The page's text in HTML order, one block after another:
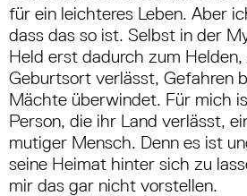
für ein leichteres Leben. Aber
dass das so ist. Selbst in der
Held erst dadurch zum Helden,
Geburtsort verlässt, Gefahren
Mächte überwindet. Für mich
Person, die ihr Land verlässt,
mutiger Mensch. Denn es ist
seine Heimat hinter sich zu
mir das gar nicht vorstellen.